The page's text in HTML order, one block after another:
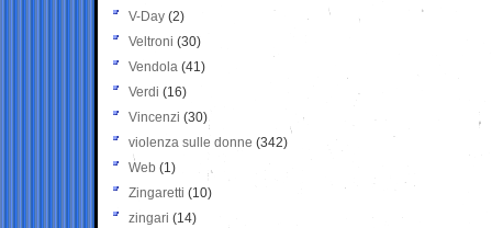
V-Day (2)
Veltroni (30)
Vendola (41)
Verdi (16)
Vincenzi (30)
violenza sulle donne (342)
Web (1)
Zingaretti (10)
zingari (14)